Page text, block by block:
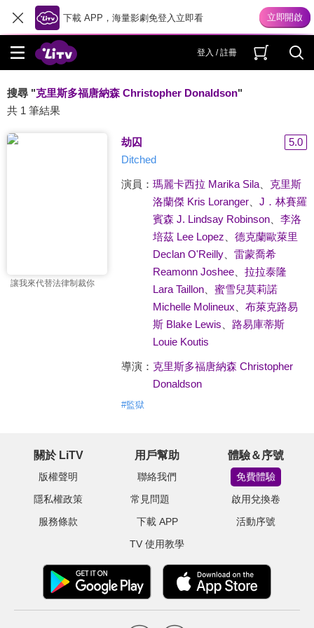
下載 APP，海量影劇免登入立即看
登入 / 註冊
搜尋 "克里斯多福唐納森 Christopher Donaldson"
共 1 筆結果
讓我來代替法律制裁你
劫囚
5.0
Ditched
演員： 瑪麗卡西拉 Marika Sila、 克里斯
洛蘭傑 Kris Loranger、 J．林賽羅
賓森 J. Lindsay Robinson、 李洛
培茲 Lee Lopez
德克蘭歐萊里
Declan O'Reilly、 雷蒙喬希
Reamonn Joshee、 拉拉泰隆
Lara Taillon、 蜜雪兒莫莉諾
Michelle Molineux
布萊克路易
斯 Blake Lewis
路易庫蒂斯
Louie Koutis
導演： 克里斯多福唐納森 Christopher
Donaldson
#監獄
關於 LiTV
版權聲明
隱私權政策
服務條款
用戶幫助
聯絡我們
常見問題
下載 APP
TV 使用教學
體驗＆序號
免費體驗
啟用兌換卷
活動序號